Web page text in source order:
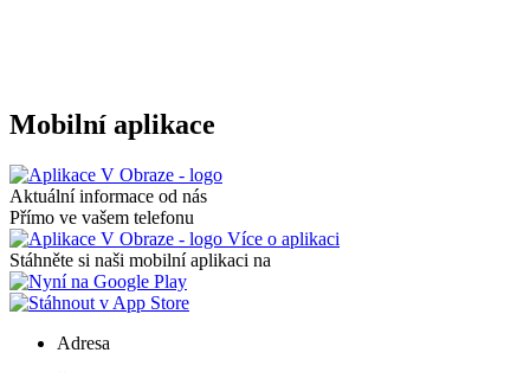
Mobilní aplikace
Aktuální informace od nás
Přímo ve vašem telefonu
Více o aplikaci
Stáhněte si naši mobilní aplikaci na
Adresa